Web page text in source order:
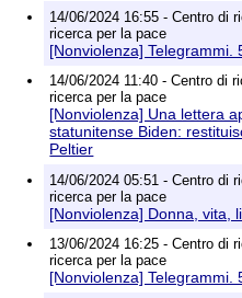
14/06/2024 16:55 - Centro di
ricerca per la pace
[Nonviolenza] Telegrammi.
14/06/2024 11:40 - Centro di
ricerca per la pace
[Nonviolenza] Una lettera
statunitense Biden:
Peltier
14/06/2024 05:51 - Centro di
ricerca per la pace
[Nonviolenza] Donna, vita,
13/06/2024 16:25 - Centro di
ricerca per la pace
[Nonviolenza] Telegrammi.